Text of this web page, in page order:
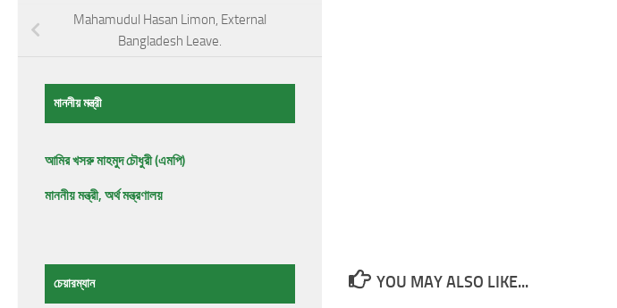
YOU MAY ALSO LIKE...
Mahamudul Hasan Limon, External
Bangladesh Leave.
মাননীয় মন্ত্রী
আমির খসরু মাহমুদ চৌধুরী (এমপি)
মাননীয় মন্ত্রী, অর্থ মন্ত্রণালয়
চেয়ারম্যান